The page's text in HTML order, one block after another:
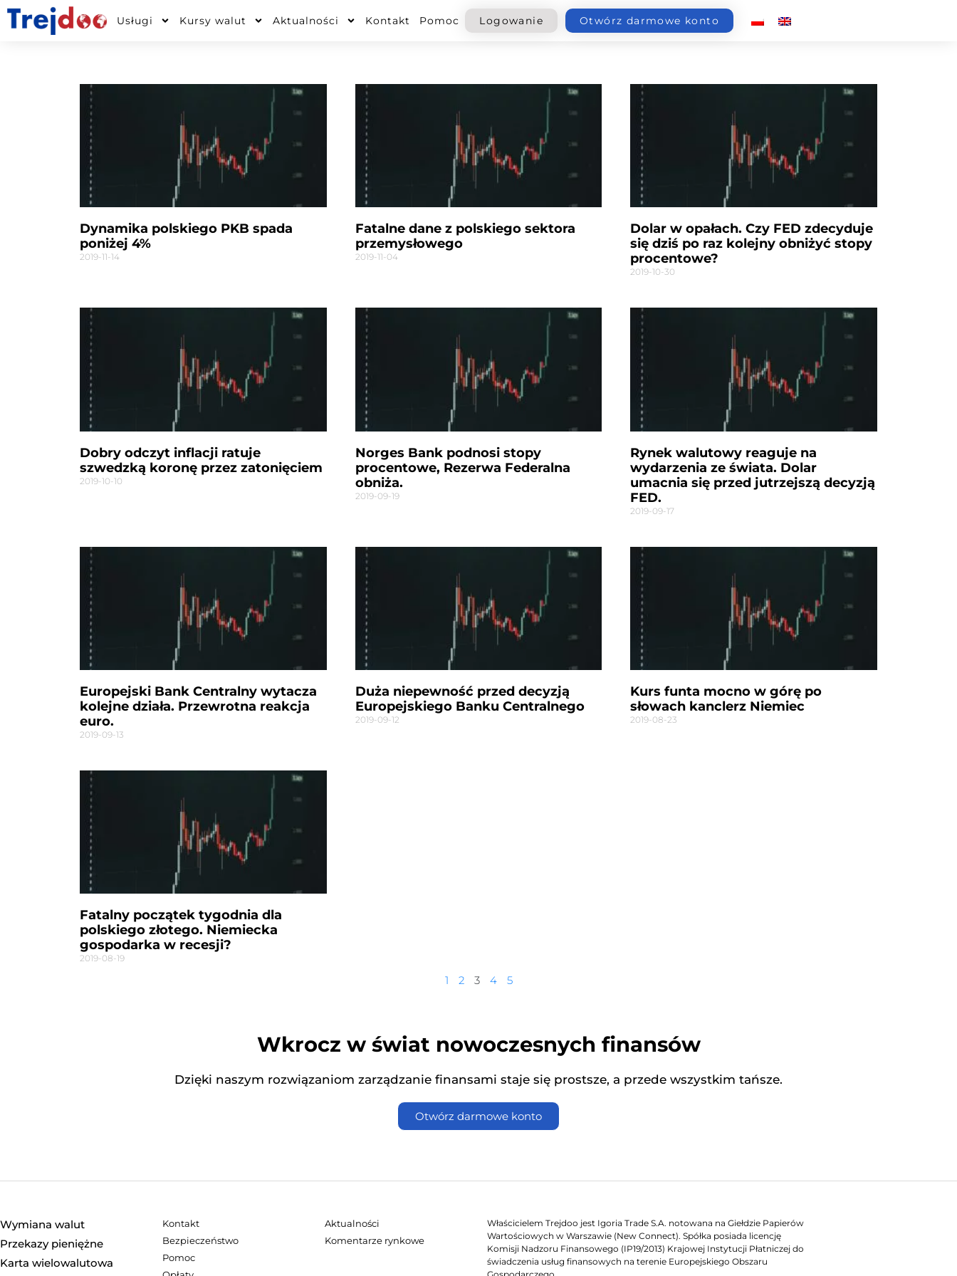
Przejdź
Usługi Kursy walut Aktualności Kontakt Pomoc Logowanie Otwórz darmowe konto
Dynamika polskiego PKB spada
poniżej 4%
2019-11-14
Fatalne dane z polskiego sektora
przemysłowego
2019-11-04
Dolar w opałach. Czy FED zdecyduje
się dziś po raz kolejny obniżyć stopy
procentowe?
2019-10-30
Dobry odczyt inflacji ratuje
szwedzką koronę przez zatonięciem
2019-10-10
Norges Bank podnosi stopy
procentowe, Rezerwa Federalna
obniża.
2019-09-19
Rynek walutowy reaguje na
wydarzenia ze świata. Dolar
umacnia się przed jutrzejszą decyzją
FED.
2019-09-17
Europejski Bank Centralny wytacza
kolejne działa. Przewrotna reakcja
euro.
2019-09-13
Duża niepewność przed decyzją
Europejskiego Banku Centralnego
2019-09-12
Kurs funta mocno w górę po
słowach kanclerz Niemiec
2019-08-23
Fatalny początek tygodnia dla
polskiego złotego. Niemiecka
gospodarka w recesji?
2019-08-19
1 2 3 4 5
Wkrocz w świat nowoczesnych finansów
Dzięki naszym rozwiązaniom zarządzanie finansami staje się prostsze, a przede wszystkim tańsze.
Otwórz darmowe konto
Wymiana walut
Przekazy pieniężne
Karta wielowalutowa
Kontakt
Bezpieczeństwo
Pomoc
Aktualności
Komentarze rynkowe
Właścicielem Trejdoo jest Igoria Trade S.A. notowana na Giełdzie Papierów
Wartościowych w Warszawie (New Connect). Spółka posiada licencję
Komisji Nadzoru Finansowego (IP19/2013) Krajowej Instytucji Płatniczej do
świadczenia usług finansowych na terenie Europejskiego Obszaru